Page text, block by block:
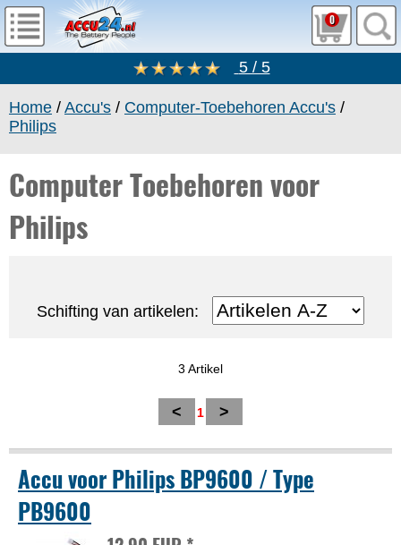
0
5 / 5
Home / Accu's / Computer-Toebehoren Accu's /
Philips
Computer Toebehoren voor
Philips
Schifting van artikelen:
3 Artikel
< 1 >
Accu voor Philips BP9600 / Type
PB9600